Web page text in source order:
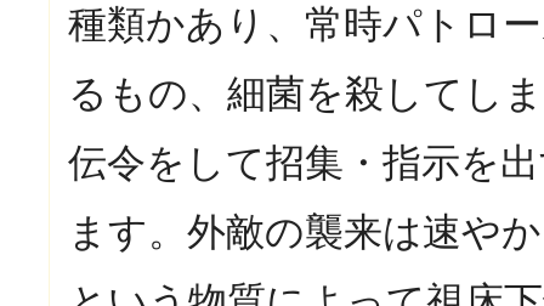
種類かあり、常時パトロ
るもの、細菌を殺してし
伝令をして招集・指示を
ます。外敵の襲来は速や